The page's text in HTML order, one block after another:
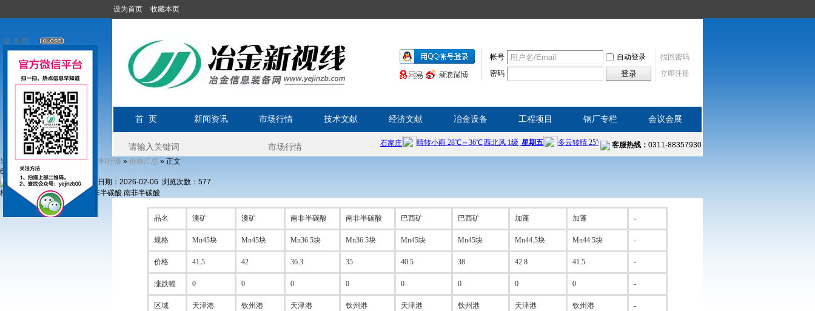
设为首页 收藏本页
帐号 自动登录
找回密码
密码
登录 立即注册
首 页 新闻资讯 市场行情 技术文献 经济文献 冶金设备 工程项目 钢厂专栏 会议会展
客服热线： 0311-88357930
当前位置:首页»市场行情» 炉料行情 » 价格汇总 » 正文
6日锰系价格汇总
发布日期：2026-02-06 浏览次数： 577
核心提示：品名 澳矿 澳矿 南非半碳酸 南非半碳酸
品名 澳矿 澳矿 南非半碳酸 南非半碳酸 巴西矿 巴西矿 加蓬 加蓬 -
规格 Mn45块 Mn45块 Mn36.5块 Mn36.5块 Mn45块 Mn45块 Mn44.5块 Mn44.5块 -
价格 41.5 42 36.3 35 40.5 38 42.8 41.5 -
涨跌幅 0 0 0 0 0 0 0 0 -
区域 天津港 钦州港 天津港 钦州港 天津港 钦州港 天津港 钦州港 -